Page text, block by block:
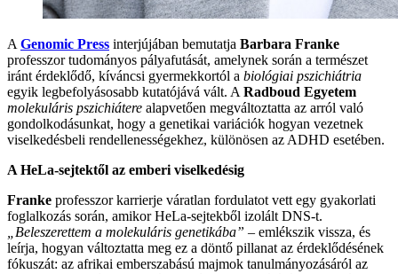
A Genomic Press interjújában bemutatja Barbara Franke
professzor tudományos pályafutását, amelynek során a természet
iránt érdeklődő, kíváncsi gyermekkortól a biológiai pszichiátria
egyik legbefolyásosabb kutatójává vált. A Radboud Egyetem
molekuláris pszichiátere alapvetően megváltoztatta az arról való
gondolkodásunkat, hogy a genetikai variációk hogyan vezetnek
viselkedésbeli rendellenességekhez, különösen az ADHD esetében.
A HeLa-sejtektől az emberi viselkedésig
Franke professzor karrierje váratlan fordulatot vett egy gyakorlati
foglalkozás során, amikor HeLa-sejtekből izolált DNS-t.
„Beleszerettem a molekuláris genetikába” – emlékszik vissza, és
leírja, hogyan változtatta meg ez a döntő pillanat az érdeklődésének
fókuszát: az afrikai emberszabású majmok tanulmányozásáról az